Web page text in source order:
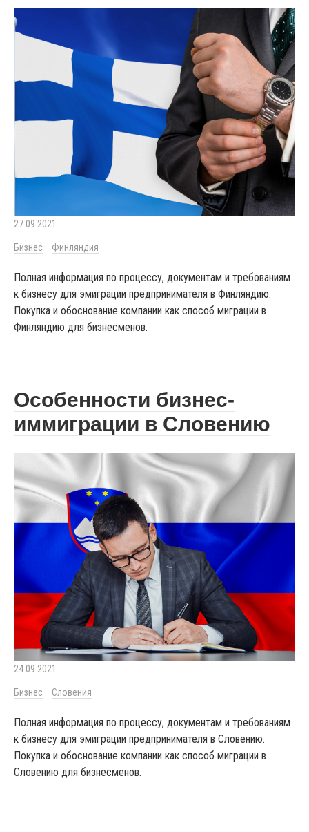
27.09.2021
Бизнес Финляндия
Полная информация по процессу, документам и требованиям
к бизнесу для эмиграции предпринимателя в Финляндию.
Покупка и обоснование компании как способ миграции в
Финляндию для бизнесменов.
Особенности бизнес-
иммиграции в Словению
24.09.2021
Бизнес Словения
Полная информация по процессу, документам и требованиям
к бизнесу для эмиграции предпринимателя в Словению.
Покупка и обоснование компании как способ миграции в
Словению для бизнесменов.